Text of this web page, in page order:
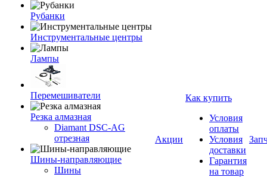
Рубанки
Инструментальные центры
Лампы
Перемешиватели
Резка алмазная
Diamant DSC-AG
отрезная
Шины-направляющие
Шины
Акции
Как купить
Условия
оплаты
Условия
доставки
Гарантия
на товар